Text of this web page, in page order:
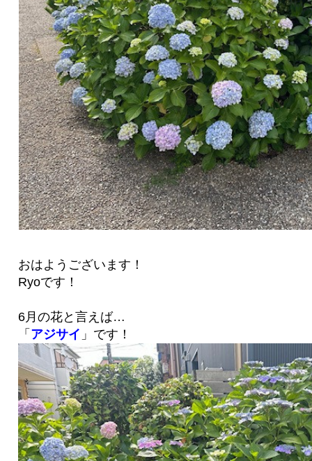
おはようございます！
Ryoです！
6月の花と言えば…
「 アジサイ 」です！